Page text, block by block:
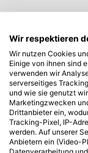
Wir respektieren
Wir nutzen Cookies
Einige von ihnen sind
verwenden wir
serverseitiges
und wie sie genutzt
Marketingzwecken
Drittanbieter ein,
Tracking-Pixel, IP-
werden. Auf unserer
Anbietern ein (Video-
Datenverarbeitung